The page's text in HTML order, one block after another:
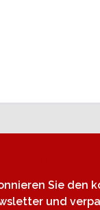
Sie den
und